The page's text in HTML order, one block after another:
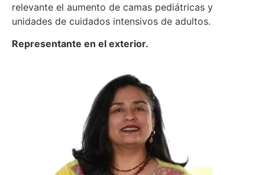
relevante el aumento de camas pediátricas y
unidades de cuidados intensivos de adultos.
Representante en el exterior.